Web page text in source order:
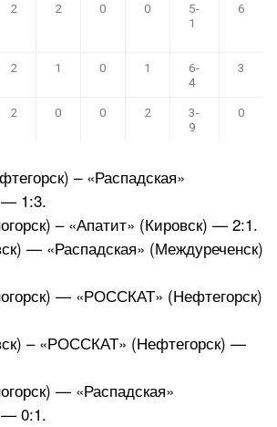
2 2 0 0
5-
1
6
2 1 0 1
6-
4
3
2 0 0 2
3-
9
0
– «Распадская»
— 1:3.
– «Апатит» (Кировск) — 2:1.
— «Распадская» (Междуреченск)
— «РОССКАТ» (Нефтегорск)
– «РОССКАТ» (Нефтегорск) —
— «Распадская»
— 0:1.